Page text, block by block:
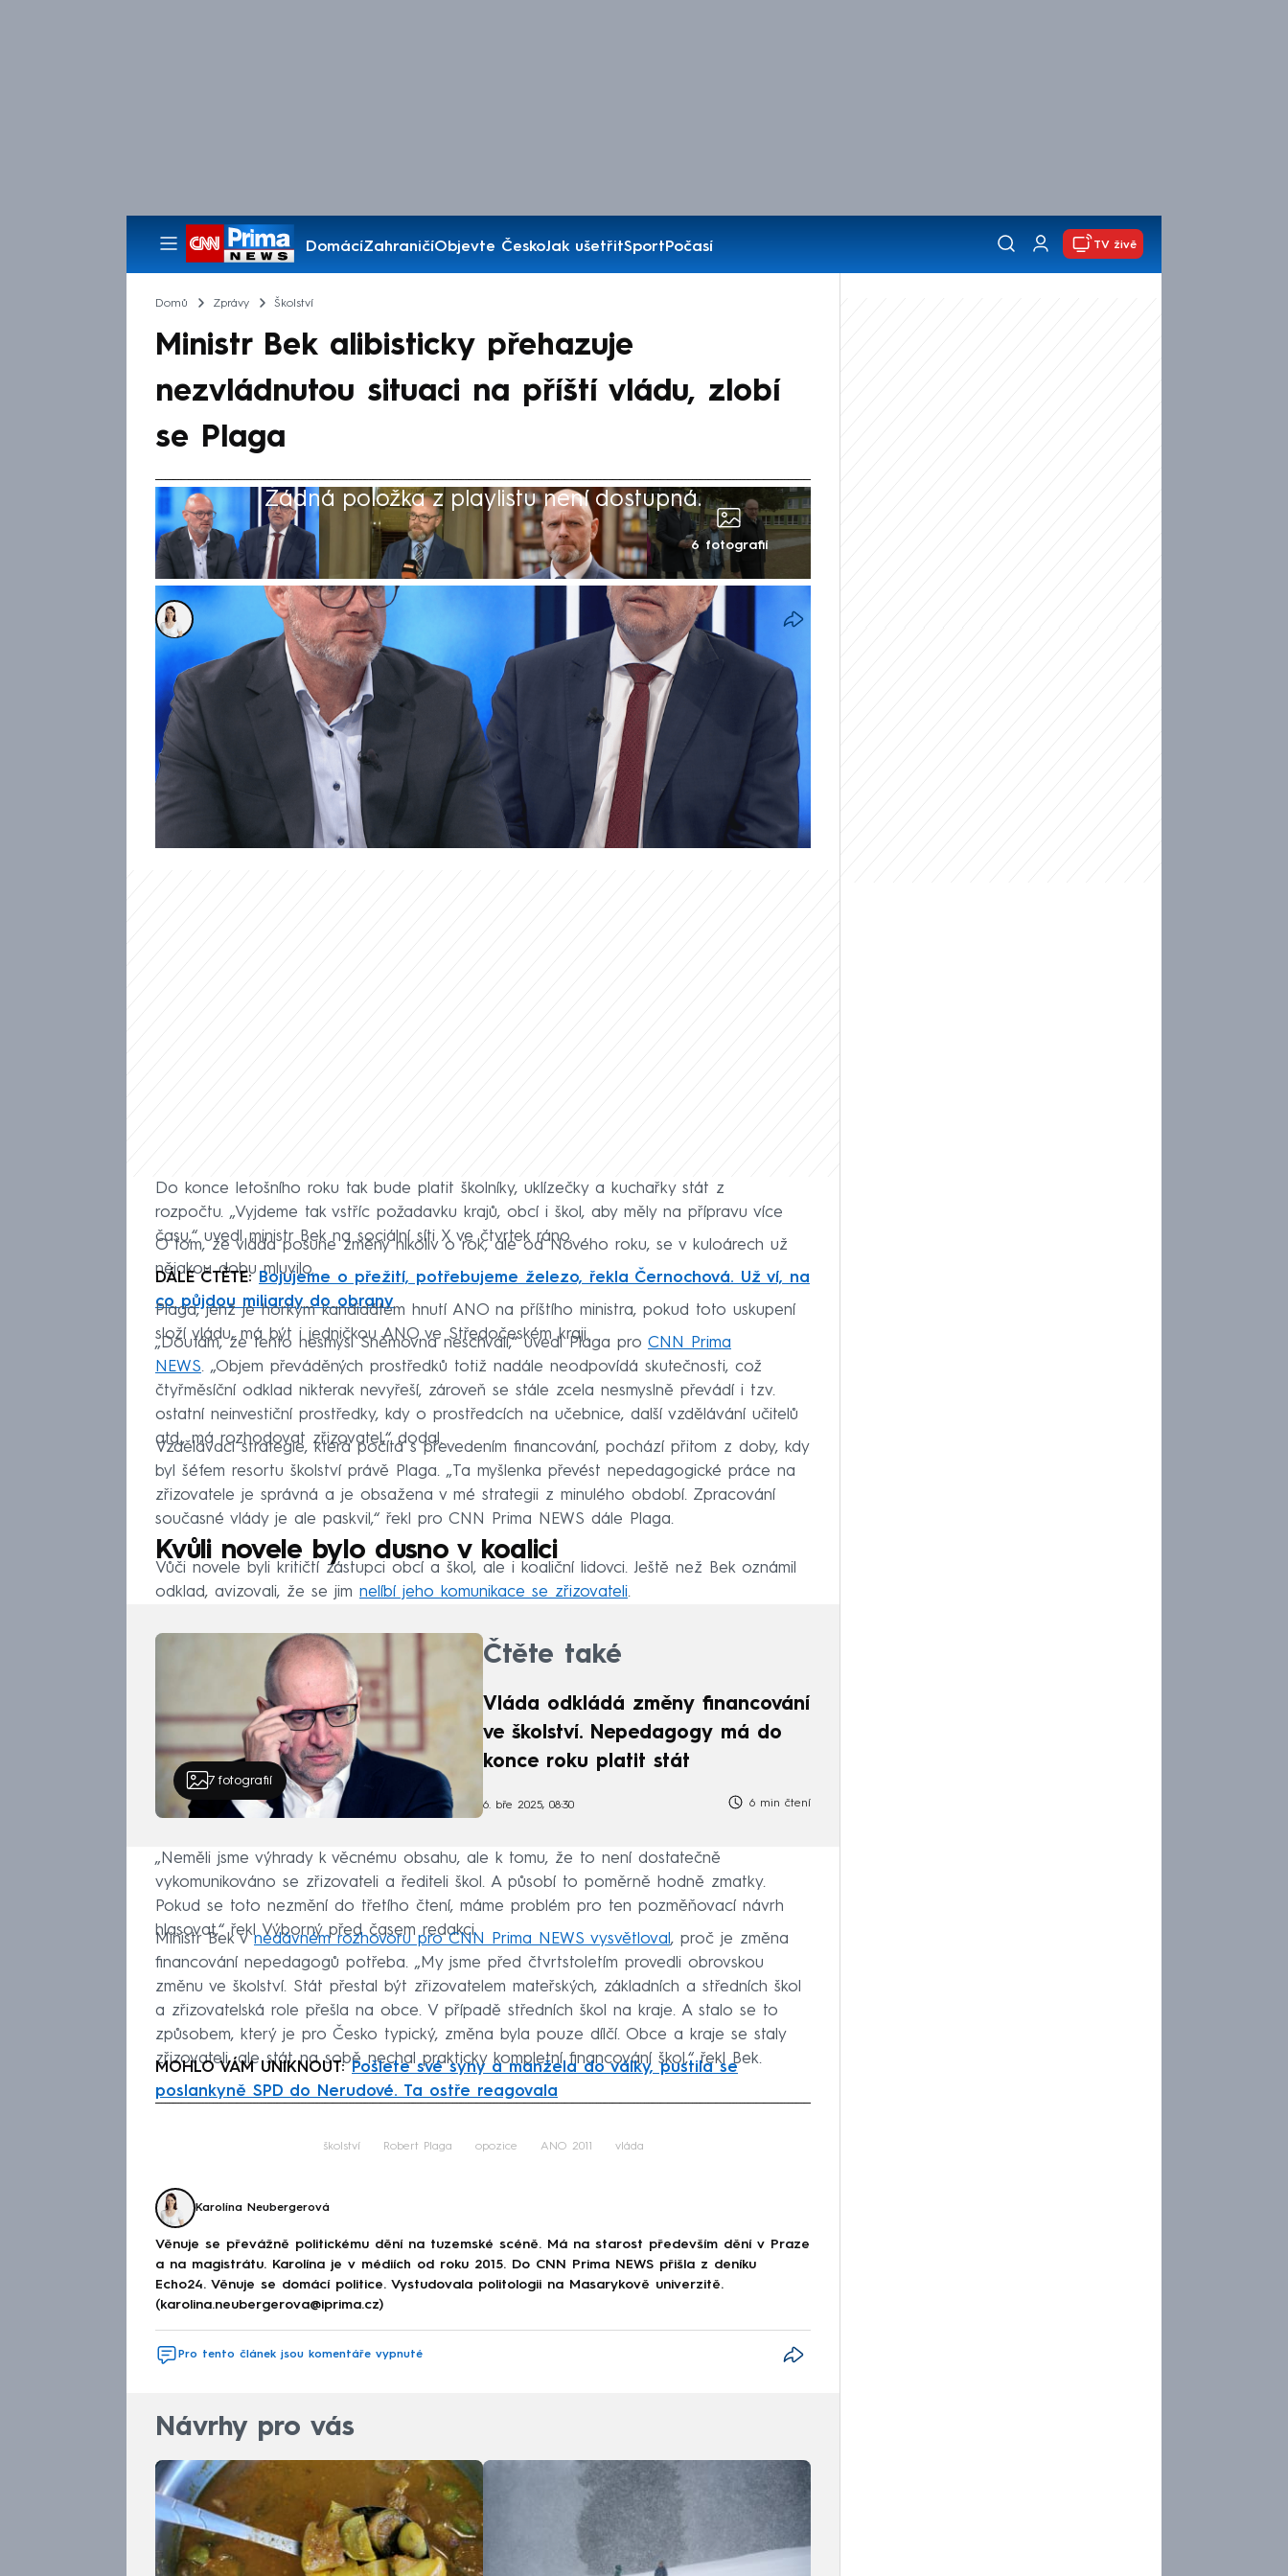
DomácíZahraničíObjevte ČeskoJak ušetřitSportPočasí
Pořady
TV živě
Domů Zprávy Školství
Ministr Bek alibisticky přehazuje
nezvládnutou situaci na příští vládu, zlobí
se Plaga
Žádná položka z playlistu není dostupná.
6 fotografií
Karolína Neubergerová
6. bře 2025, 12:01
Posun termínu na 1. ledna 2026 nic neřeší a je jen alibistickým
přehozením absolutně nezvládnuté situace ohledně financování
kuchařek, uklízeček a školníků na příští vládu, uvedl pro CNN Prima
NEWS možný příští ministr školství Robert Plaga (za ANO). Reagoval tak
na oznámení šéfa resortu Mikuláše Beka (STAN), že se vláda rozhodla
odložit plánovaný začátek financování nepedagogických pracovníků
obcemi a kraji z letošního září na leden 2026.
Do konce letošního roku tak bude platit školníky, uklízečky a kuchařky stát z
rozpočtu. „Vyjdeme tak vstříc požadavku krajů, obcí i škol, aby měly na přípravu více
času,“ uvedl ministr Bek na sociální síti X ve čtvrtek ráno.
O tom, že vláda posune změny nikoliv o rok, ale od Nového roku, se v kuloárech už
nějakou dobu mluvilo.
DÁLE ČTĚTE: Bojujeme o přežití, potřebujeme železo, řekla Černochová. Už ví, na
co půjdou miliardy do obrany
Plaga, jenž je horkým kandidátem hnutí ANO na příštího ministra, pokud toto uskupení
složí vládu, má být i jedničkou ANO ve Středočeském kraji.
„Doufám, že tento nesmysl Sněmovna neschválí,“ uvedl Plaga pro CNN Prima
NEWS. „Objem převáděných prostředků totiž nadále neodpovídá skutečnosti, což
čtyřměsíční odklad nikterak nevyřeší, zároveň se stále zcela nesmyslně převádí i tzv.
ostatní neinvestiční prostředky, kdy o prostředcích na učebnice, další vzdělávání učitelů
atd., má rozhodovat zřizovatel,“ dodal.
Vzdělávací strategie, která počítá s převedením financování, pochází přitom z doby, kdy
byl šéfem resortu školství právě Plaga. „Ta myšlenka převést nepedagogické práce na
zřizovatele je správná a je obsažena v mé strategii z minulého období. Zpracování
současné vlády je ale paskvil,“ řekl pro CNN Prima NEWS dále Plaga.
Kvůli novele bylo dusno v koalici
Vůči novele byli kritičtí zástupci obcí a škol, ale i koaliční lidovci. Ještě než Bek oznámil
odklad, avizovali, že se jim nelíbí jeho komunikace se zřizovateli.
7 fotografií
Čtěte také
Vláda odkládá změny financování
ve školství. Nepedagogy má do
konce roku platit stát
6. bře 2025, 08:30 6 min čtení
„Neměli jsme výhrady k věcnému obsahu, ale k tomu, že to není dostatečně
vykomunikováno se zřizovateli a řediteli škol. A působí to poměrně hodně zmatky.
Pokud se toto nezmění do třetího čtení, máme problém pro ten pozměňovací návrh
hlasovat,“ řekl Výborný před časem redakci.
Ministr Bek vnedávném rozhovoru pro CNN Prima NEWS vysvětloval , proč je změna
financování nepedagogů potřeba. „My jsme před čtvrtstoletím provedli obrovskou
změnu ve školství. Stát přestal být zřizovatelem mateřských, základních a středních škol
a zřizovatelská role přešla na obce. V případě středních škol na kraje. A stalo se to
způsobem, který je pro Česko typický, změna byla pouze dílčí. Obce a kraje se staly
zřizovateli, ale stát na sobě nechal prakticky kompletní financování škol,“ řekl Bek.
MOHLO VÁM UNIKNOUT: Pošlete své syny a manžela do války, pustila se
poslankyně SPD do Nerudové. Ta ostře reagovala
školství Robert Plaga opozice ANO 2011 vláda
Karolína Neubergerová
Věnuje se převážně politickému dění na tuzemské scéně. Má na starost především dění v Praze
a na magistrátu. Karolína je v médiích od roku 2015. Do CNN Prima NEWS přišla z deníku
Echo24. Věnuje se domácí politice. Vystudovala politologii na Masarykově univerzitě.
(karolina.neubergerova@iprima.cz)
Pro tento článek jsou komentáře vypnuté
Návrhy pro vás